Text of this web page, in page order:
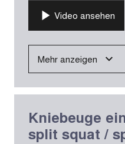
Video ansehen
Mehr anzeigen
Kniebeuge
split squat /